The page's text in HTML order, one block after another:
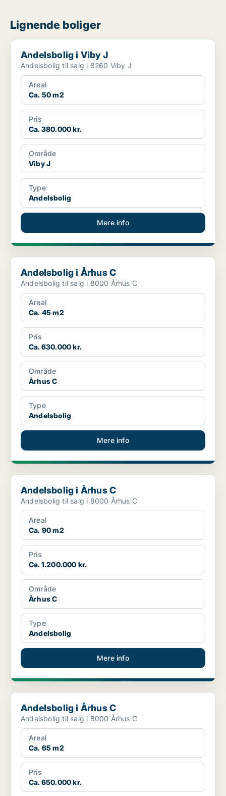
Lignende boliger
Andelsbolig i Viby J
Andelsbolig i Viby J
Andelsbolig til salg i 8260 Viby J
Areal
Ca. 50 m2
Pris
Ca. 380.000 kr.
Område
Viby J
Type
Andelsbolig
Mere info
Andelsbolig i Århus C
Andelsbolig i Århus C
Andelsbolig til salg i 8000 Århus C
Areal
Ca. 45 m2
Pris
Ca. 630.000 kr.
Område
Århus C
Type
Andelsbolig
Mere info
Andelsbolig i Århus C
Andelsbolig i Århus C
Andelsbolig til salg i 8000 Århus C
Areal
Ca. 90 m2
Pris
Ca. 1.200.000 kr.
Område
Århus C
Type
Andelsbolig
Mere info
Andelsbolig i Århus C
Andelsbolig i Århus C
Andelsbolig til salg i 8000 Århus C
Areal
Ca. 65 m2
Pris
Ca. 650.000 kr.